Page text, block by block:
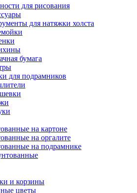
для рисования
для натяжки холста
бумага
для подрамников
на картоне
на оргалите
на подрамнике
и корзины
цветы